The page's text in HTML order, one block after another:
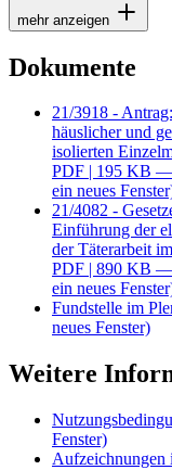
mehr anzeigen
Dokumente
21/3918 -
häuslicher und
isolierten
PDF | 195 KB —
ein neues
21/4082 -
Einführung der
der Täterarbeit
PDF | 890 KB —
ein neues
Fundstelle im
neues Fenster)
Weitere
Fenster)
Aufzeichnungen